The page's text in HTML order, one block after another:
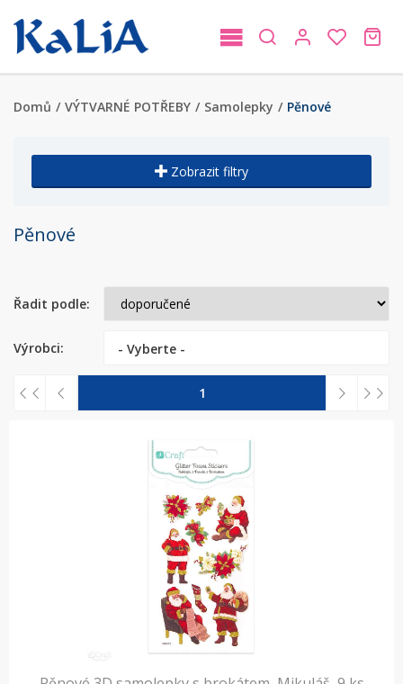
Domů / VÝTVARNÉ POTŘEBY / Samolepky / Pěnové
Pěnové
Řadit podle:
Výrobci: - Vyberte -
1
Zobrazit filtry